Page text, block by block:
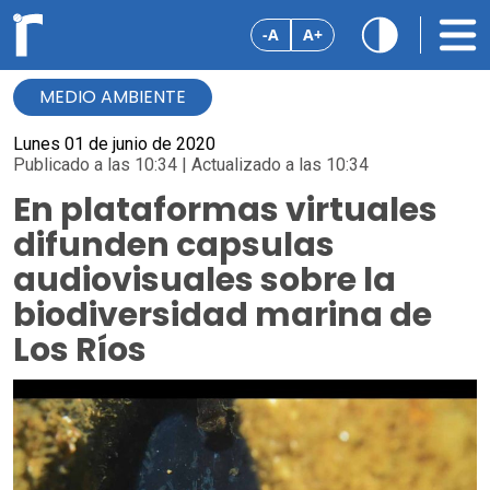
-A A+
MEDIO AMBIENTE
Lunes 01 de junio de 2020
Publicado a las 10:34 | Actualizado a las 10:34
En plataformas virtuales
difunden capsulas
audiovisuales sobre la
biodiversidad marina de
Los Ríos